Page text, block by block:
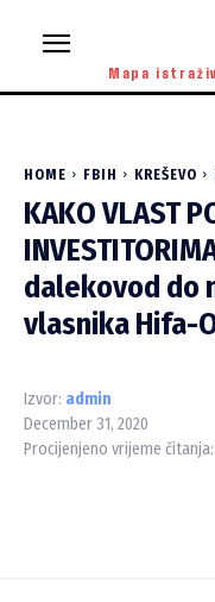
Mapa
HOME FBIH KREŠEVO
KAKO VLAST
dalekovod do
vlasnika Hifa-
Izvor: admin
December 31, 2020
Procijenjeno vrijeme čitanja: